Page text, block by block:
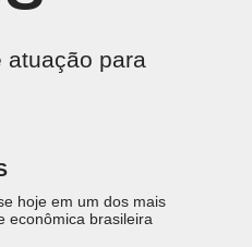
atuação para
hoje em um dos mais
econômica brasileira